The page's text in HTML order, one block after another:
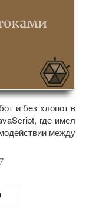
и без хлопот в
где имел
между